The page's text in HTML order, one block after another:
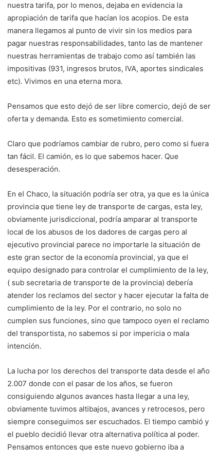
nuestra tarifa, por lo menos, dejaba en evidencia la
apropiación de tarifa que hacían los acopios. De esta
manera llegamos al punto de vivir sin los medios para
pagar nuestras responsabilidades, tanto las de mantener
nuestras herramientas de trabajo como así también las
impositivas (931, ingresos brutos, IVA, aportes sindicales
etc). Vivimos en una eterna mora.
Pensamos que esto dejó de ser libre comercio, dejó de ser
oferta y demanda. Esto es sometimiento comercial.
Claro que podríamos cambiar de rubro, pero como si fuera
tan fácil. El camión, es lo que sabemos hacer. Que
desesperación.
En el Chaco, la situación podría ser otra, ya que es la única
provincia que tiene ley de transporte de cargas, esta ley,
obviamente jurisdiccional, podría amparar al transporte
local de los abusos de los dadores de cargas pero al
ejecutivo provincial parece no importarle la situación de
este gran sector de la economía provincial, ya que el
equipo designado para controlar el cumplimiento de la ley,
( sub secretaria de transporte de la provincia) debería
atender los reclamos del sector y hacer ejecutar la falta de
cumplimiento de la ley. Por el contrario, no solo no
cumplen sus funciones, sino que tampoco oyen el reclamo
del transportista, no sabemos si por impericia o mala
intención.
La lucha por los derechos del transporte data desde el año
2.007 donde con el pasar de los años, se fueron
consiguiendo algunos avances hasta llegar a una ley,
obviamente tuvimos altibajos, avances y retrocesos, pero
siempre conseguimos ser escuchados. El tiempo cambió y
el pueblo decidió llevar otra alternativa política al poder.
Pensamos entonces que este nuevo gobierno iba a